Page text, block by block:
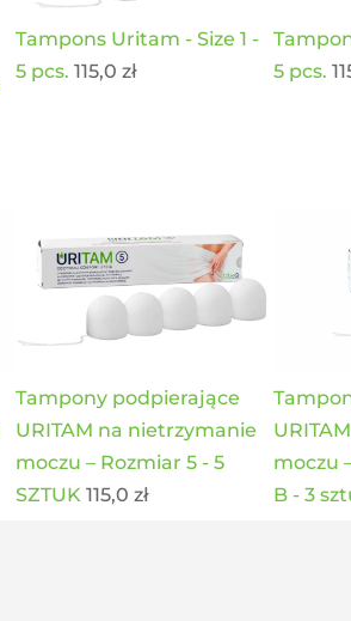
Tampons Uritam - Size 1 -
5 pcs. 115,0zł
5 pcs.
Tampony podpierające
URITAM na nietrzymanie
moczu – Rozmiar 5 - 5
SZTUK 115,0zł
moczu
B - 3